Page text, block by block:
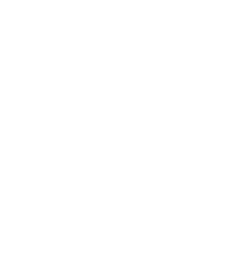
de sens